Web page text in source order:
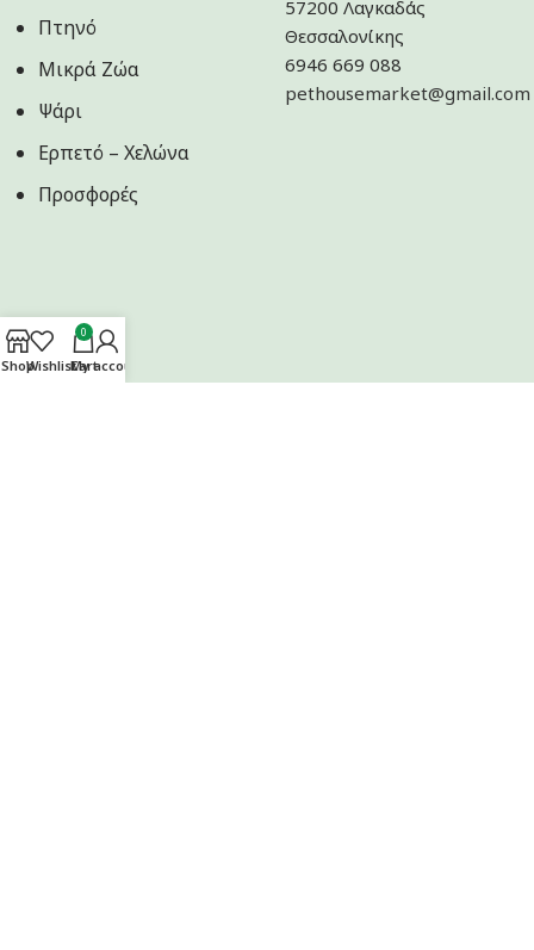
Πτηνό
Μικρά Ζώα
Ψάρι
Ερπετό – Χελώνα
Προσφορές
57200 Λαγκαδάς
Θεσσαλονίκης
6946 669 088
pethousemarket@gmail.com
ShopWishlist
0
Cart
My account